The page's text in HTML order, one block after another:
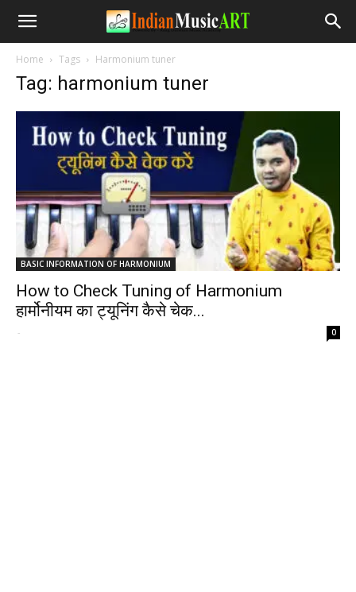
Home Tags Harmonium tuner
Tag: harmonium tuner
BASIC INFORMATION OF HARMONIUM
How to Check Tuning of Harmonium
हार्मोनीयम का ट्यूनिंग कैसे चेक...
- 0